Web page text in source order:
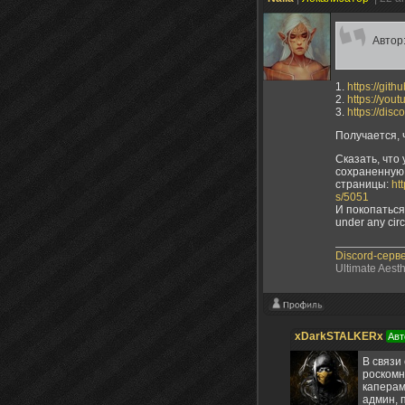
1. https://
2. https://
3. https://
Получается,
Сказать,
страницы:
s/5051
И
under any
Discord-
Ultimate
xDarkSTALKERx
В
админ,